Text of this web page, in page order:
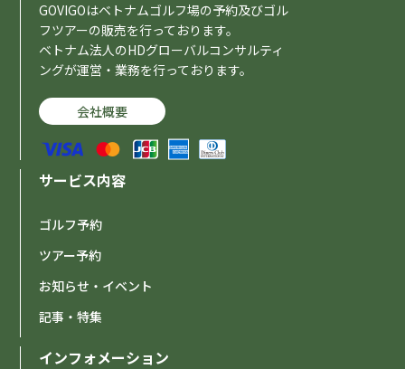
GOVIGOはベトナムゴルフ場の予約及びゴル
フツアーの販売を行っております。
ベトナム法人のHDグローバルコンサルティ
ングが運営・業務を行っております。
会社概要
サービス内容
ゴルフ予約
ツアー予約
お知らせ・イベント
記事・特集
インフォメーション